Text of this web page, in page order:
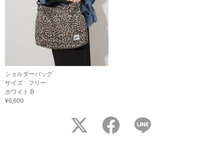
ショルダーバッグ
サイズ : フリー
ホワイト B
¥6,600
twitter facebook